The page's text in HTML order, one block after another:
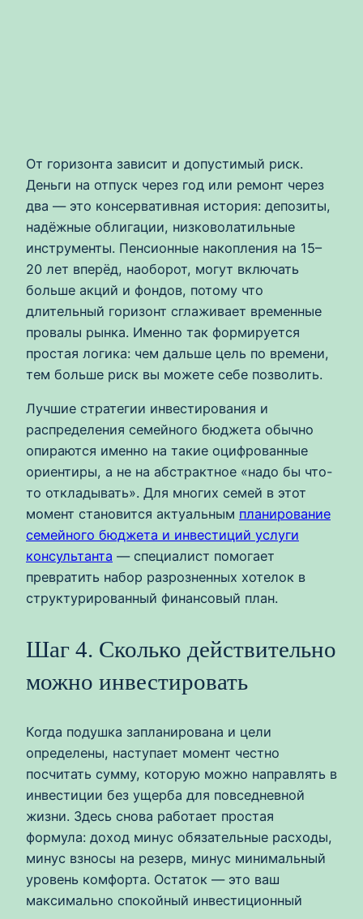
От горизонта зависит и допустимый риск.
Деньги на отпуск через год или ремонт через
два — это консервативная история: депозиты,
надёжные облигации, низковолатильные
инструменты. Пенсионные накопления на 15–
20 лет вперёд, наоборот, могут включать
больше акций и фондов, потому что
длительный горизонт сглаживает временные
провалы рынка. Именно так формируется
простая логика: чем дальше цель по времени,
тем больше риск вы можете себе позволить.
Лучшие стратегии инвестирования и
распределения семейного бюджета обычно
опираются именно на такие оцифрованные
ориентиры, а не на абстрактное «надо бы что-
то откладывать». Для многих семей в этот
момент становится актуальным планирование
семейного бюджета и инвестиций услуги
консультанта — специалист помогает
превратить набор разрозненных хотелок в
структурированный финансовый план.
Шаг 4. Сколько действительно
можно инвестировать
Когда подушка запланирована и цели
определены, наступает момент честно
посчитать сумму, которую можно направлять в
инвестиции без ущерба для повседневной
жизни. Здесь снова работает простая
формула: доход минус обязательные расходы,
минус взносы на резерв, минус минимальный
уровень комфорта. Остаток — это ваш
максимально спокойный инвестиционный